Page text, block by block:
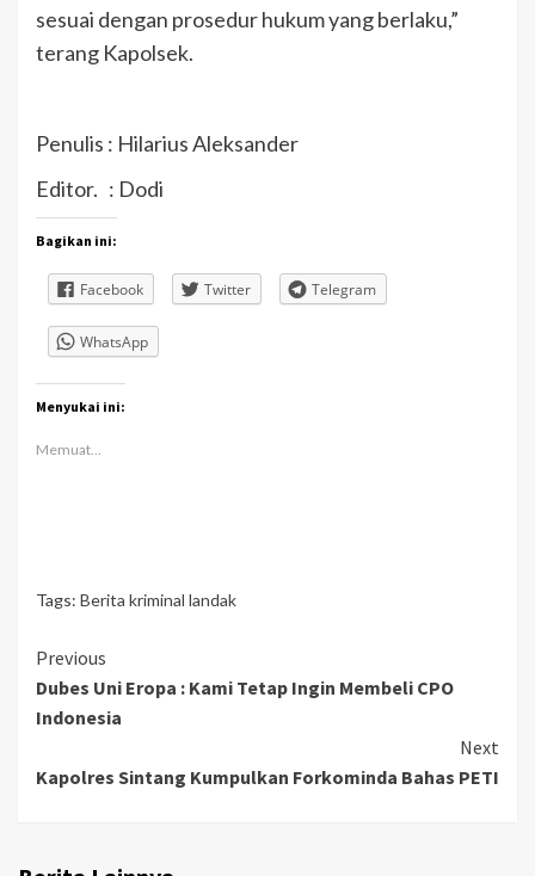
sesuai dengan prosedur hukum yang berlaku,”
terang Kapolsek.
Penulis : Hilarius Aleksander
Editor. : Dodi
Bagikan ini:
Facebook Twitter Telegram
WhatsApp
Menyukai ini:
Memuat...
Tags: Berita kriminal landak
Continue
Reading
Previous
Dubes Uni Eropa : Kami Tetap Ingin Membeli CPO
Indonesia
Next
Kapolres Sintang Kumpulkan Forkominda Bahas PETI